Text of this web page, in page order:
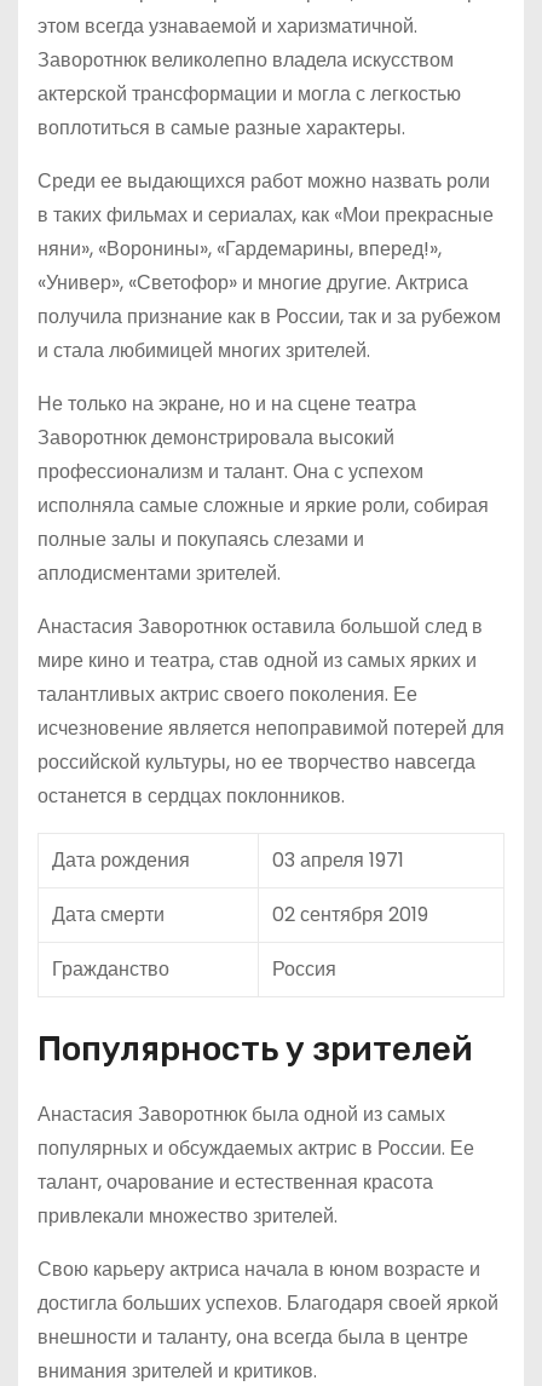
этом всегда узнаваемой и харизматичной.
Заворотнюк великолепно владела искусством
актерской трансформации и могла с легкостью
воплотиться в самые разные характеры.
Среди ее выдающихся работ можно назвать роли
в таких фильмах и сериалах, как «Мои прекрасные
няни», «Воронины», «Гардемарины, вперед!»,
«Универ», «Светофор» и многие другие. Актриса
получила признание как в России, так и за рубежом
и стала любимицей многих зрителей.
Не только на экране, но и на сцене театра
Заворотнюк демонстрировала высокий
профессионализм и талант. Она с успехом
исполняла самые сложные и яркие роли, собирая
полные залы и покупаясь слезами и
аплодисментами зрителей.
Анастасия Заворотнюк оставила большой след в
мире кино и театра, став одной из самых ярких и
талантливых актрис своего поколения. Ее
исчезновение является непоправимой потерей для
российской культуры, но ее творчество навсегда
останется в сердцах поклонников.
Дата рождения
03 апреля 1971
Дата смерти
02 сентября 2019
Гражданство
Россия
Популярность у зрителей
Анастасия Заворотнюк была одной из самых
популярных и обсуждаемых актрис в России. Ее
талант, очарование и естественная красота
привлекали множество зрителей.
Свою карьеру актриса начала в юном возрасте и
достигла больших успехов. Благодаря своей яркой
внешности и таланту, она всегда была в центре
внимания зрителей и критиков.